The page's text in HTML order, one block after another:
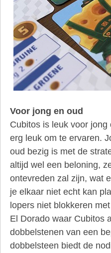
Voor jong en oud
Cubitos is leuk voor
erg leuk om te ervaren.
oud bezig is met de
altijd wel een beloning,
ontevreden zal zijn, wat
je elkaar niet echt kan
lopers niet blokkeren
El Dorado waar Cubitos
dobbelstenen van een
dobbelsteen biedt de